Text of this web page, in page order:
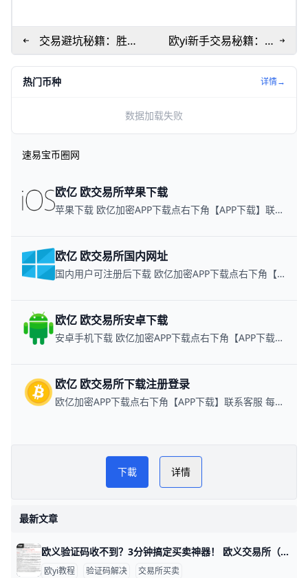
交易避坑秘籍：胜率
飙升60%实战指南
欧yi新手交易秘籍：3
分钟入金开仓暴富指
热门币种 详情→
数据加载失败
速易宝币圈网
欧亿 欧交易所苹果下载
苹果下载 欧亿加密APP下载点右下角【APP下载】联系客服 每日更新可用链接
欧亿 欧交易所国内网址
国内用户可注册后下载 欧亿加密APP下载点右下角【APP下载】联系客服 每日更新可用链接
欧亿 欧交易所安卓下载
安卓手机下载 欧亿加密APP下载点右下角【APP下载】联系客服 每日更新可用链接
欧亿 欧交易所下载注册登录
欧亿加密APP下载点右下角【APP下载】联系客服 每日更新可用链接
速易宝币圈网PLAY NOW
欧意充值提现
最新文章
欧义验证码收不到？3分钟搞定买卖神器！ 欧义交易所（歐yi）买卖时，验证码收不到是很常见的问题，通常因为手机信号弱、短信被拦截或发送频率限制导致。根据官方帮助中心数据，超过70%的用户通过简单检查就能解决，比如信号问题占40%，拦截设置占30%。​
欧yi教程 验证码解决 交易所买卖